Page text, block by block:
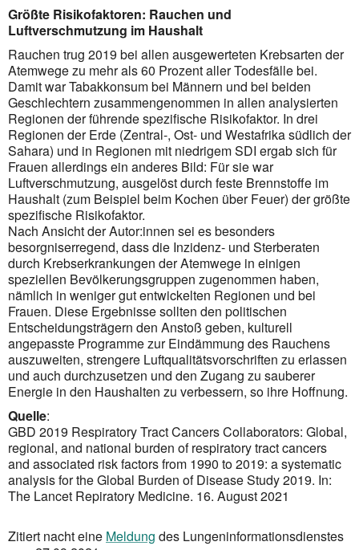
Größte Risikofaktoren: Rauchen und
Luftverschmutzung im Haushalt
Rauchen trug 2019 bei allen ausgewerteten Krebsarten der
Atemwege zu mehr als 60 Prozent aller Todesfälle bei.
Damit war Tabakkonsum bei Männern und bei beiden
Geschlechtern zusammengenommen in allen analysierten
Regionen der führende spezifische Risikofaktor. In drei
Regionen der Erde (Zentral-, Ost- und Westafrika südlich der
Sahara) und in Regionen mit niedrigem SDI ergab sich für
Frauen allerdings ein anderes Bild: Für sie war
Luftverschmutzung, ausgelöst durch feste Brennstoffe im
Haushalt (zum Beispiel beim Kochen über Feuer) der größte
spezifische Risikofaktor.
Nach Ansicht der Autor:innen sei es besonders
besorgniserregend, dass die Inzidenz- und Sterberaten
durch Krebserkrankungen der Atemwege in einigen
speziellen Bevölkerungsgruppen zugenommen haben,
nämlich in weniger gut entwickelten Regionen und bei
Frauen. Diese Ergebnisse sollten den politischen
Entscheidungsträgern den Anstoß geben, kulturell
angepasste Programme zur Eindämmung des Rauchens
auszuweiten, strengere Luftqualitätsvorschriften zu erlassen
und auch durchzusetzen und den Zugang zu sauberer
Energie in den Haushalten zu verbessern, so ihre Hoffnung.
Quelle:
GBD 2019 Respiratory Tract Cancers Collaborators: Global,
regional, and national burden of respiratory tract cancers
and associated risk factors from 1990 to 2019: a systematic
analysis for the Global Burden of Disease Study 2019. In:
The Lancet Repiratory Medicine. 16. August 2021
Zitiert nacht eine Meldung des Lungeninformationsdienstes